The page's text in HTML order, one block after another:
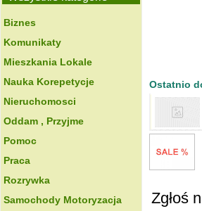
Biznes
Komunikaty
Mieszkania Lokale
Nauka Korepetycje
Nieruchomosci
Oddam , Przyjme
Pomoc
Praca
Rozrywka
Samochody Motoryzacja
Ostatnio
Zgłoś